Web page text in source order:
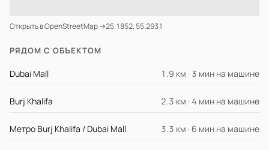
Открыть в OpenStreetMap →25.1852, 55.2931
РЯДОМ С ОБЪЕКТОМ
Dubai Mall 1.9 км · 3 мин на машине
Burj Khalifa 2.3 км · 4 мин на машине
Метро Burj Khalifa / Dubai Mall 3.3 км · 6 мин на машине